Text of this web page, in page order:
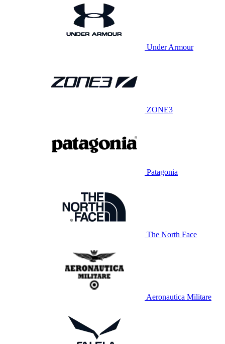
Under Armour
ZONE3
Patagonia
The North Face
Aeronautica Militare